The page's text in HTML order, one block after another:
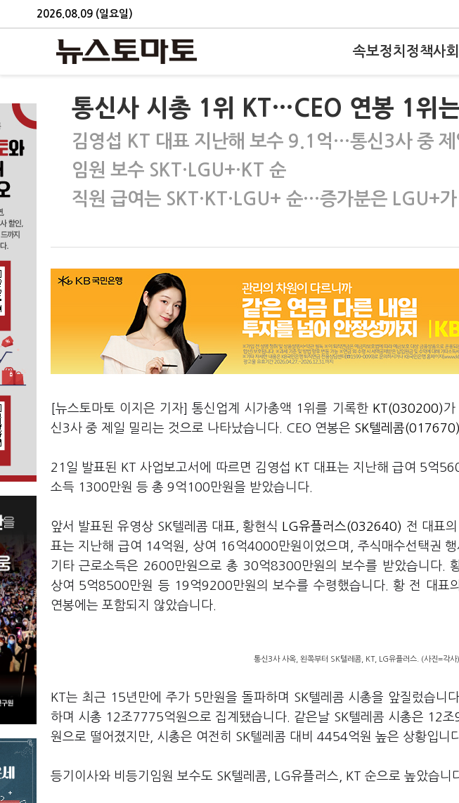
2026.08.09 (일요일)
속보정치 정책사회
통신사 시총 1위 KT…CEO 연봉 1위
김영섭 KT 대표 지난해 보수 9.1억…통신3사 중 제
임원 보수 SKT·LGU+·KT 순
직원 급여는 SKT·KT·LGU+ 순…증가분은 LGU+가
[뉴스토마토 이지은 기자] 통신업계 시가총액 1위를 기록한 KT(030200)가
신3사 중 제일 밀리는 것으로 나타났습니다. CEO 연봉은 SK텔레콤(017670)
21일 발표된 KT 사업보고서에 따르면 김영섭 KT 대표는 지난해 급여 5억
소득 1300만원 등 총 9억100만원을 받았습니다.
앞서 발표된 유영상 SK텔레콤 대표, 황현식 LG유플러스(032640) 전 대표
표는 지난해 급여 14억원, 상여 16억4000만원이었으며, 주식매수선택권
기타 근로소득은 2600만원으로 총 30억8300만원의 보수를 받았습니다.
상여 5억8500만원 등 19억9200만원의 보수를 수령했습니다. 황 전 대표
연봉에는 포함되지 않았습니다.
통신3사 사옥, 왼쪽부터 SK텔레콤, KT, LG유플러스. (사진=각사)
KT는 최근 15년만에 주가 5만원을 돌파하며 SK텔레콤 시총을 앞질렀습
하며 시총 12조7775억원으로 집계됐습니다. 같은날 SK텔레콤 시총은 12
원으로 떨어졌지만, 시총은 여전히 SK텔레콤 대비 4454억원 높은 상황입니
등기이사와 비등기임원 보수도 SK텔레콤, LG유플러스, KT 순으로 높았습니